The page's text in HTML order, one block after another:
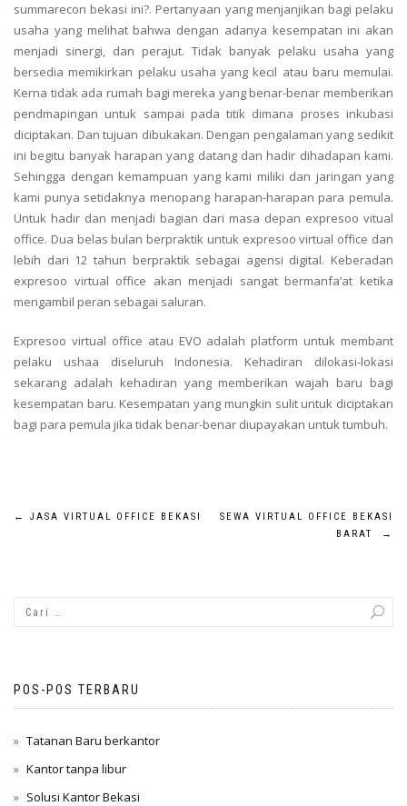
summarecon bekasi ini?. Pertanyaan yang menjanjikan bagi pelaku
usaha yang melihat bahwa dengan adanya kesempatan ini akan
menjadi sinergi, dan perajut. Tidak banyak pelaku usaha yang
bersedia memikirkan pelaku usaha yang kecil atau baru memulai.
Kerna tidak ada rumah bagi mereka yang benar-benar memberikan
pendmapingan untuk sampai pada titik dimana proses inkubasi
diciptakan. Dan tujuan dibukakan. Dengan pengalaman yang sedikit
ini begitu banyak harapan yang datang dan hadir dihadapan kami.
Sehingga dengan kemampuan yang kami miliki dan jaringan yang
kami punya setidaknya menopang harapan-harapan para pemula.
Untuk hadir dan menjadi bagian dari masa depan expresoo vitual
office. Dua belas bulan berpraktik untuk expresoo virtual office dan
lebih dari 12 tahun berpraktik sebagai agensi digital. Keberadan
expresoo virtual office akan menjadi sangat bermanfa’at ketika
mengambil peran sebagai saluran.
Expresoo virtual office atau EVO adalah platform untuk membant
pelaku ushaa diseluruh Indonesia. Kehadiran dilokasi-lokasi
sekarang adalah kehadiran yang memberikan wajah baru bagi
kesempatan baru. Kesempatan yang mungkin sulit untuk diciptakan
bagi para pemula jika tidak benar-benar diupayakan untuk tumbuh.
Navigasi
← JASA VIRTUAL OFFICE BEKASI
SEWA VIRTUAL OFFICE BEKASI
BARAT
→
POS-POS TERBARU
Tatanan Baru berkantor
Kantor tanpa libur
Solusi Kantor Bekasi